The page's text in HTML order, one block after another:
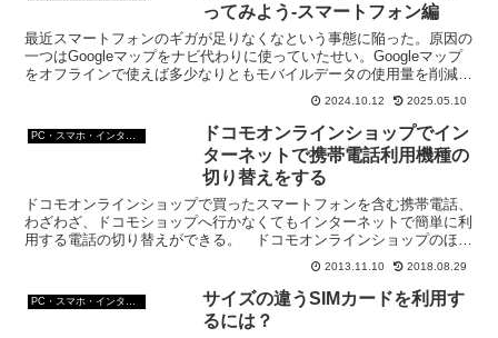
ってみよう-スマートフォン編
最近スマートフォンのギガが足りなくなという事態に陥った。原因の
一つはGoogleマップをナビ代わりに使っていたせい。Googleマップ
をオフラインで使えば多少なりともモバイルデータの使用量を削減で
きるだろう。ということで、挑戦してみた。
2024.10.12 2025.05.10
PC・スマホ・インターネットトラブルの解消方法
ドコモオンラインショップでイン
ターネットで携帯電話利用機種の
切り替えをする
ドコモオンラインショップで買ったスマートフォンを含む携帯電話、
わざわざ、ドコモショップへ行かなくてもインターネットで簡単に利
用する電話の切り替えができる。 ドコモオンラインショップのほう
が、地域のドコモショップより安いし。 下手な白ロムより...
2013.11.10 2018.08.29
PC・スマホ・インターネットトラブルの解消方法
サイズの違うSIMカードを利用す
るには？